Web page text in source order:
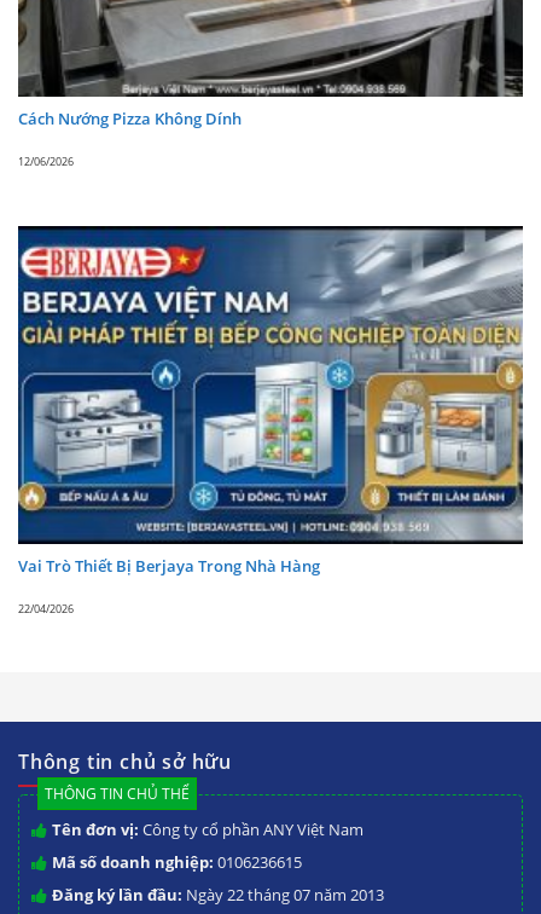
Post
Share
Cách Nướng Pizza Không Dính
12/06/2026
Vai Trò Thiết Bị Berjaya Trong Nhà Hàng
22/04/2026
Thông tin chủ sở hữu
THÔNG TIN CHỦ THỂ
Tên đơn vị: Công ty cổ phần ANY Việt Nam
Mã số doanh nghiệp: 0106236615
Đăng ký lần đầu: Ngày 22 tháng 07 năm 2013